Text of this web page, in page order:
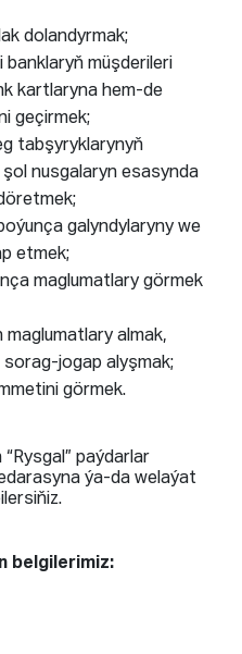
dolandyrmak;
banklaryň müşderileri
kartlaryna hem-de
geçirmek;
tabşyryklarynyň
nusgalaryn esasynda
galyndylaryny we
etmek;
maglumatlary görmek
almak,
sorag-jogap alyşmak;
görmek.
paýdarlar
ýa-da welaýat
belgilerimiz: